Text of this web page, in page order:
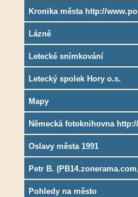
Kronika města http://
Lázně
Letecké snímkování
Letecký spolek Hory o.s.
Mapy
Německá fotoknihovna
Oslavy města 1991
Petr B.
Pohledy na město